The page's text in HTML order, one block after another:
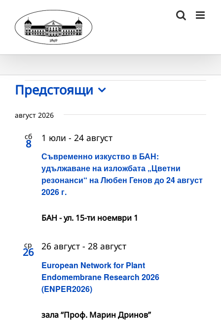
content
Събития
Предстоящи
date.
август 2026
сб
8
Съвременно изкуство в БАН:
удължаване на изложбата „Цветни
резонанси“ на Любен Генов до 24 август
2026 г.
1 юли - 24 август
БАН - ул. 15-ти ноември 1
ср
26
European Network for Plant
Endomembrane Research 2026
(ENPER2026)
26 август - 28 август
зала “Проф. Марин Дринов”